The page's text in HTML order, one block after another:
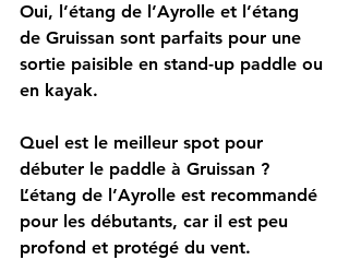
Oui, l’étang de l’Ayrolle et l’étang
de Gruissan sont parfaits pour une
sortie paisible en stand-up paddle ou
en kayak.
Quel est le meilleur spot pour
débuter le paddle à Gruissan ?
L’étang de l’Ayrolle est recommandé
pour les débutants, car il est peu
profond et protégé du vent.